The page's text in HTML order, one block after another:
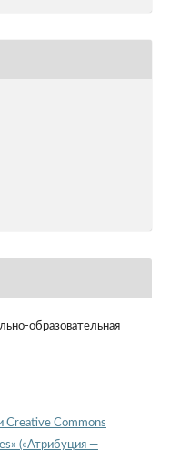
образовательная
Creative Commons
(«Атрибуция —